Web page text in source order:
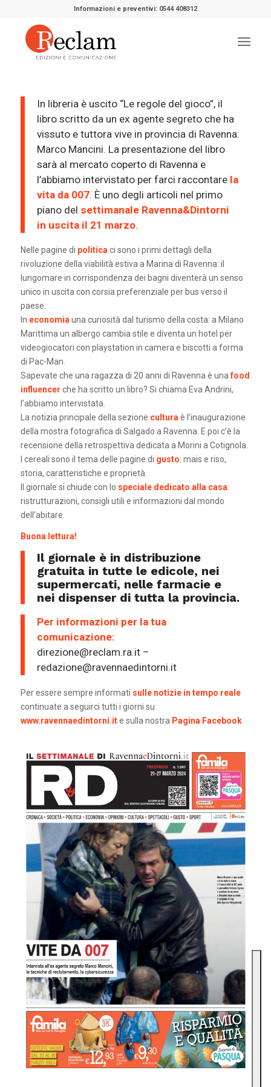
Informazioni e preventivi: 0544 408312
In libreria è uscito “Le regole del gioco”, il
libro scritto da un ex agente segreto che ha
vissuto e tuttora vive in provincia di Ravenna:
Marco Mancini. La presentazione del libro
sarà al mercato coperto di Ravenna e
l’abbiamo intervistato per farci raccontare la
vita da 007. È uno degli articoli nel primo
piano del settimanale Ravenna&Dintorni
in uscita il 21 marzo.
Nelle pagine di politicaci sono i primi dettagli della
rivoluzione della viabilità estiva a Marina di Ravenna: il
lungomare in corrispondenza dei bagni diventerà un senso
unico in uscita con corsia preferenziale per bus verso il
paese.
In economiauna curiosità dal turismo della costa: a Milano
Marittima un albergo cambia stile e diventa un hotel per
videogiocatori con playstation in camera e biscotti a forma
di Pac-Man.
Sapevate che una ragazza di 20 anni di Ravenna è unafood
influencer che ha scritto un libro? Si chiama Eva Andrini,
l’abbiamo intervistata.
La notizia principale della sezione culturaè l’inaugurazione
della mostra fotografica di Salgado a Ravenna. E poi c’è la
recensione della retrospettiva dedicata a Morini a Cotignola.
I cereali sono il tema delle pagine di gusto: mais e riso,
storia, caratteristiche e proprietà.
Il giornale si chiude con lo speciale dedicato alla casa:
ristrutturazioni, consigli utili e informazioni dal mondo
dell’abitare.
Buona lettura!
Il giornale è in distribuzione
gratuita in tutte le edicole, nei
supermercati, nelle farmacie e
nei dispenser di tutta la provincia.
Per informazioni per la tua
comunicazione:
direzione@reclam.ra.it –
redazione@ravennaedintorni.it
Per essere sempre informati sulle notizie in tempo reale
continuate a seguirci tutti i giorni su
www.ravennaedintorni.ite sulla nostra Pagina Facebook